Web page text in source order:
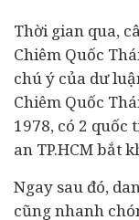
Thời gian qua,
Chiêm Quốc
chú ý của dư
Chiêm Quốc
1978, có 2 quốc
an TP.HCM bắt
Ngay sau đó,
cũng nhanh